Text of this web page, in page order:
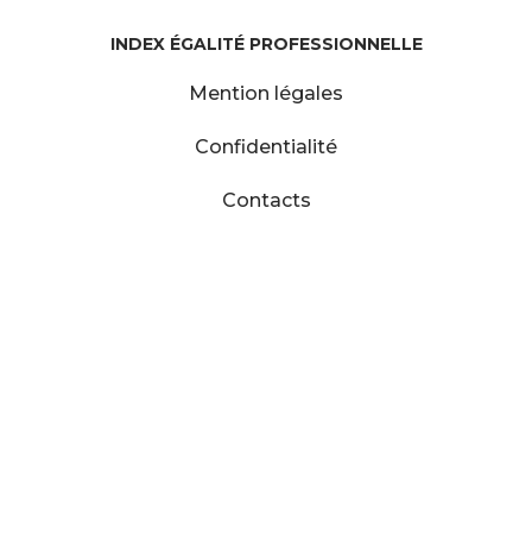
INDEX ÉGALITÉ PROFESSIONNELLE
Mention légales
Confidentialité
Contacts